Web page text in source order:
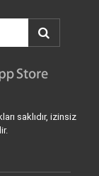
saklıdır, izinsiz